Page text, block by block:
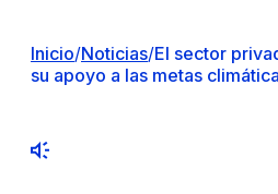
Inicio/Noticias/El sector
su apoyo a las metas